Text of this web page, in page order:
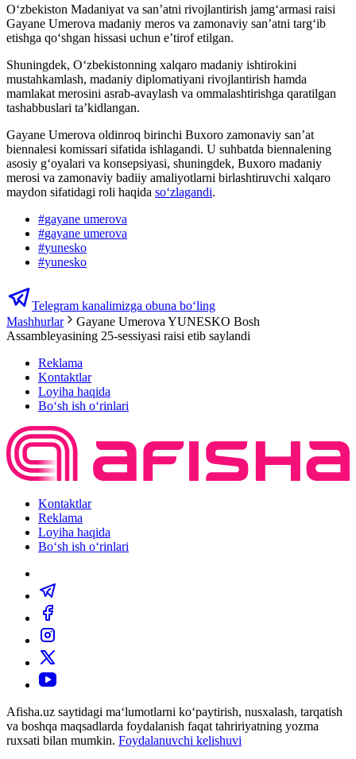
O‘zbekiston Madaniyat va san’atni rivojlantirish jamg‘armasi raisi
Gayane Umerova madaniy meros va zamonaviy san’atni targ‘ib
etishga qo‘shgan hissasi uchun e’tirof etilgan.
Shuningdek, Oʻzbekistonning xalqaro madaniy ishtirokini
mustahkamlash, madaniy diplomatiyani rivojlantirish hamda
mamlakat merosini asrab-avaylash va ommalashtirishga qaratilgan
tashabbuslari ta’kidlangan.
Gayane Umerova oldinroq birinchi Buxoro zamonaviy san’at
biennalesi komissari sifatida ishlagandi. U suhbatda biennalening
asosiy g‘oyalari va konsepsiyasi, shuningdek, Buxoro madaniy
merosi va zamonaviy badiiy amaliyotlarni birlashtiruvchi xalqaro
maydon sifatidagi roli haqida so‘zlagandi.
#gayane umerova
#gayane umerova
#yunesko
#yunesko
Telegram kanalimizga obuna bo‘ling
Mashhurlar
Gayane Umerova YUNESKO Bosh
Assambleyasining 25-sessiyasi raisi etib saylandi
Reklama
Kontaktlar
Loyiha haqida
Bo‘sh ish o‘rinlari
Kontaktlar
Reklama
Loyiha haqida
Bo‘sh ish o‘rinlari
Afisha.uz saytidagi ma‘lumotlarni ko‘paytirish, nusxalash, tarqatish
va boshqa maqsadlarda foydalanish faqat tahririyatning yozma
ruxsati bilan mumkin. Foydalanuvchi kelishuvi